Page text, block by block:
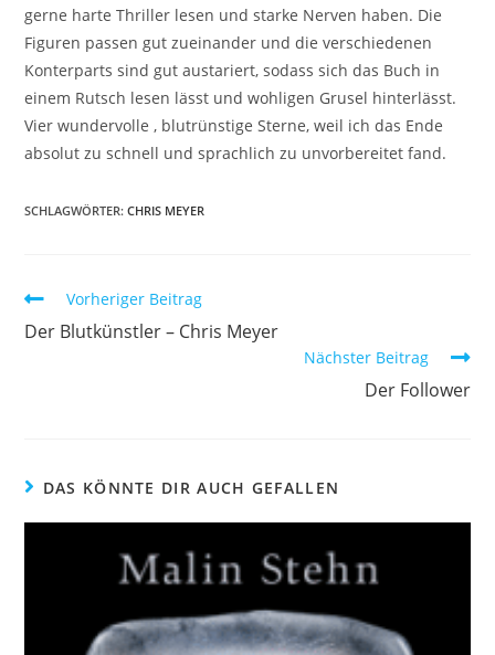
gerne harte Thriller lesen und starke Nerven haben. Die
Figuren passen gut zueinander und die verschiedenen
Konterparts sind gut austariert, sodass sich das Buch in
einem Rutsch lesen lässt und wohligen Grusel hinterlässt.
Vier wundervolle , blutrünstige Sterne, weil ich das Ende
absolut zu schnell und sprachlich zu unvorbereitet fand.
SCHLAGWÖRTER:CHRIS MEYER
Vorheriger Beitrag
Der Blutkünstler – Chris Meyer
Nächster Beitrag
Der Follower
DAS KÖNNTE DIR AUCH GEFALLEN